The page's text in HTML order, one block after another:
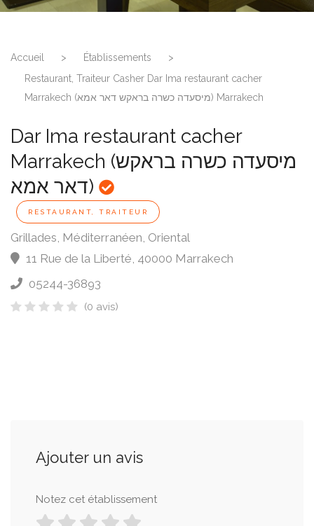
Accueil > Établissements
>
Restaurant, Traiteur Casher Dar Ima restaurant cacher
Marrakech (מיסעדה כשרה בראקש דאר אמא) Marrakech
Dar Ima restaurant cacher
Marrakech (מיסעדה כשרה בראקש
דאר אמא)
RESTAURANT, TRAITEUR
Grillades, Méditerranéen, Oriental
11 Rue de la Liberté, 40000 Marrakech
05244-36893
(0 avis)
Ajouter un avis
Notez cet établissement